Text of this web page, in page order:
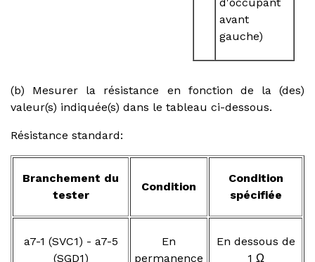
avant
gauche)
(b) Mesurer la résistance en fonction de la (des)
valeur(s) indiquée(s) dans le tableau ci-dessous.
Résistance standard:
Branchement du
tester
Condition
Condition
spécifiée
a7-1 (SVC1) - a7-5
(SGD1)
En
permanence
En dessous de
1 Ω